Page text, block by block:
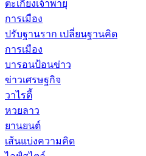
ตะเกียงเจ้าพายุ
การเมือง
ปรับฐานราก เปลี่ยนฐานคิด
การเมือง
บารอนป้อนข่าว
ข่าวเศรษฐกิจ
วาไรตี้
หวยลาว
ยานยนต์
เส้นแบ่งความคิด